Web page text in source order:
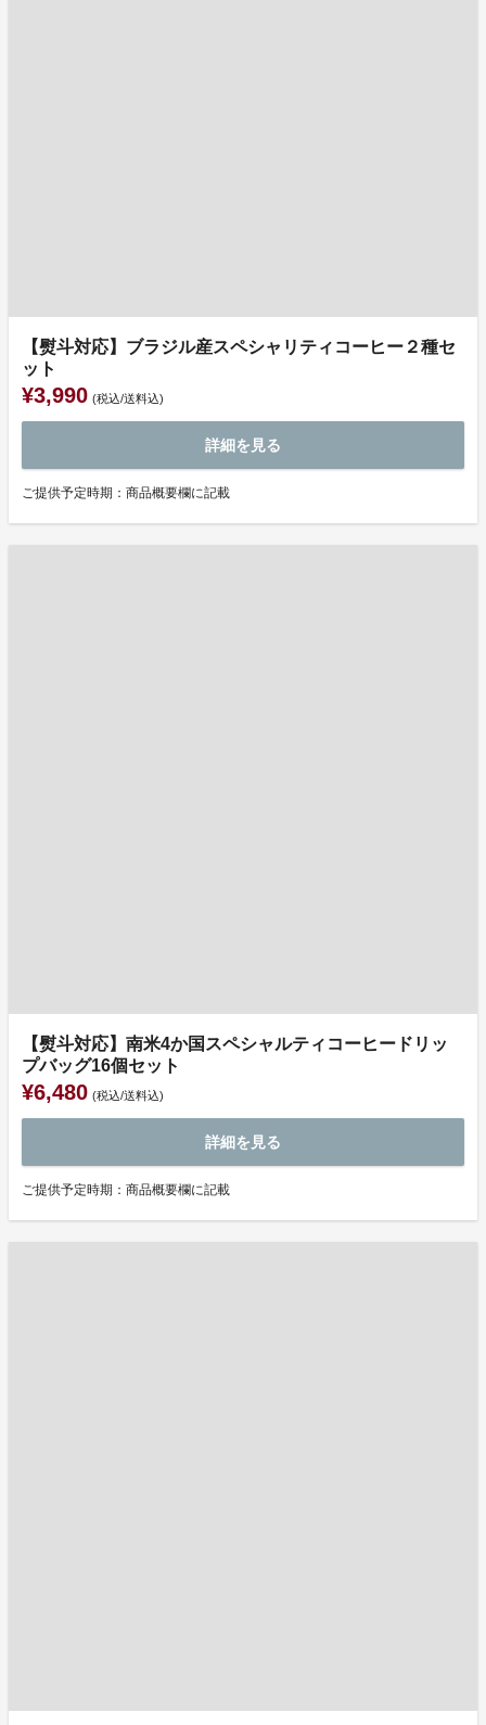
【熨斗対応】ブラジル産スペシャリティコーヒー２種セ
ット
¥3,990 (税込/送料込)
詳細を見る
ご提供予定時期：商品概要欄に記載
【熨斗対応】南米4か国スペシャルティコーヒードリッ
プバッグ16個セット
¥6,480 (税込/送料込)
詳細を見る
ご提供予定時期：商品概要欄に記載